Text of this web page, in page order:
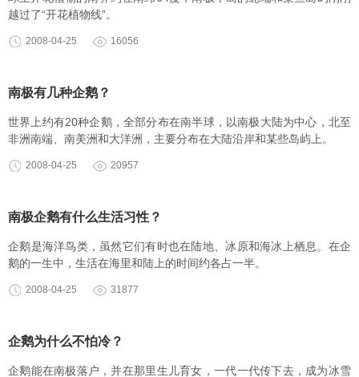
越过了“开花植物线”。
2008-04-25 16056
南极有几种企鹅？
世界上约有20种企鹅，全部分布在南半球，以南极大陆为中心，北至
非洲南端、南美洲和大洋洲，主要分布在大陆沿岸和某些岛屿上。
2008-04-25 20957
南极企鹅有什么生活习性？
企鹅是海洋鸟类，虽然它们有时也在陆地、冰原和海冰上栖息。在企
鹅的一生中，生活在海里和陆上的时间约各占一半。
2008-04-25 31877
企鹅为什么不怕冷？
企鹅能在南极落户，并在那里生儿育女，一代一代传下去，成为冰雪